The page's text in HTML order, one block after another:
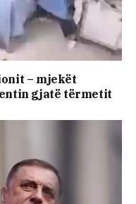
– mjekët
gjatë tërmetit